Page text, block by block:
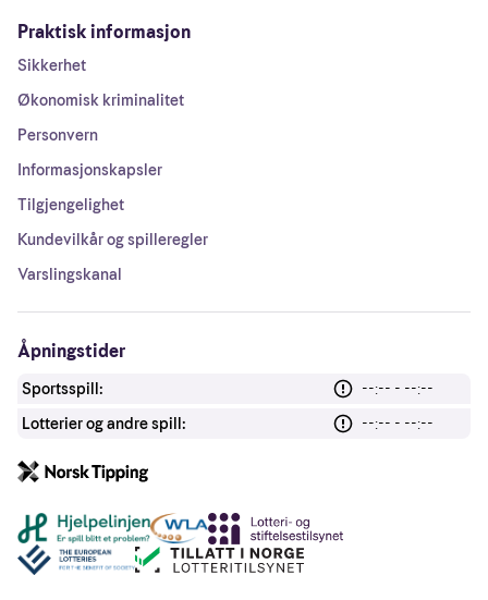
Praktisk informasjon
Sikkerhet
Økonomisk kriminalitet
Personvern
Informasjonskapsler
Tilgjengelighet
Kundevilkår og spilleregler
Varslingskanal
Åpningstider
Sportsspill:
--:-- - --:--
Lotterier og andre spill:
--:-- - --:--
Andre lenker